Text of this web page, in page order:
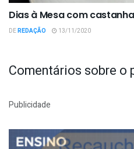
Dias à Mesa com
DEREDAÇÃO 13/11/2020
Comentários sobre o
Publicidade